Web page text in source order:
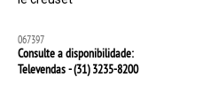
067397
Consulte a disponibilidade:
Televendas - (31)3235-8200